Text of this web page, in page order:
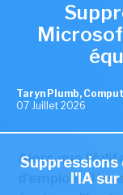
l'IA
Taryn Plumb,
07 Juillet 2026
Alors que
d'emplois, il